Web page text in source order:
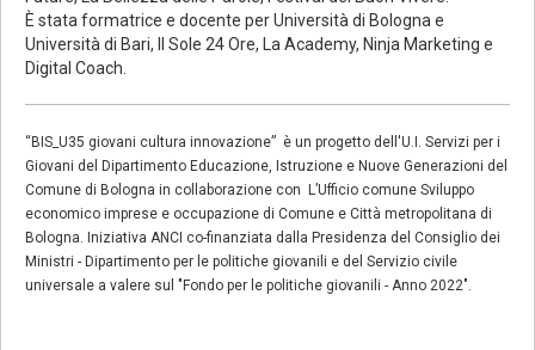
È stata formatrice e docente per Università di Bologna e
Università di Bari, Il Sole 24 Ore, La Academy, Ninja Marketing e
Digital Coach.
“BIS_U35 giovani cultura innovazione” è un progetto dell'U.I. Servizi per i
Giovani del Dipartimento Educazione, Istruzione e Nuove Generazioni del
Comune di Bologna in collaborazione con L’Ufficio comune Sviluppo
economico imprese e occupazione di Comune e Città metropolitana di
Bologna. Iniziativa ANCI co-finanziata dalla Presidenza del Consiglio dei
Ministri - Dipartimento per le politiche giovanili e del Servizio civile
universale a valere sul "Fondo per le politiche giovanili - Anno 2022".